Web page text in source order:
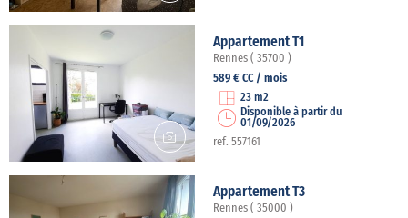
Appartement T1
Rennes ( 35700 )
589 € CC / mois
23 m2
Disponible à partir du
01/09/2026
ref. 557161
Appartement T3
Rennes ( 35000 )